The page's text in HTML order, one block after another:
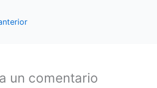
un comentario